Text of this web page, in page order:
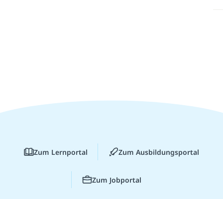
Zum Lernportal Zum Ausbildungsportal
Zum Jobportal